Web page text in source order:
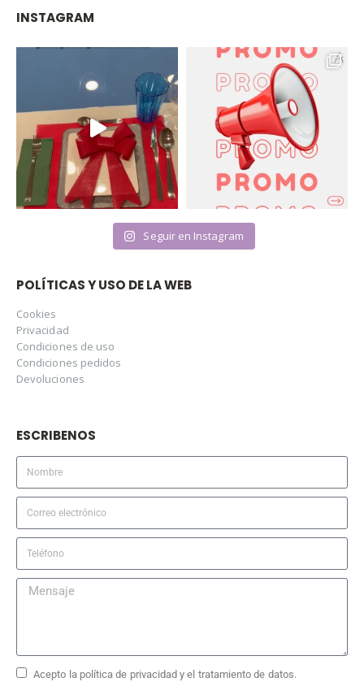
INSTAGRAM
Seguir en Instagram
POLÍTICAS Y USO DE LA WEB
Cookies
Privacidad
Condiciones de uso
Condiciones pedidos
Devoluciones
ESCRIBENOS
Acepto la política de privacidad y el tratamiento de datos.